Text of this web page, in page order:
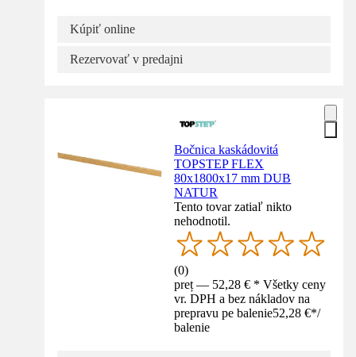
Kúpiť online
Rezervovať v predajni
Bočnica kaskádovitá
TOPSTEP FLEX
80x1800x17 mm DUB
NATUR
Tento tovar zatiaľ nikto
nehodnotil.
(0)
preț — 52,28 € * Všetky ceny
vr. DPH a bez nákladov na
prepravu pe balenie52,28 €*/
balenie